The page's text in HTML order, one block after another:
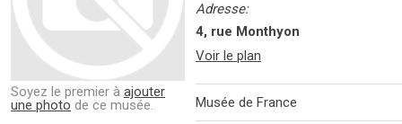
Soyez le premier à ajouter
une photo de ce musée.
Adresse:
4, rue Monthyon
Voir le plan
Musée de France